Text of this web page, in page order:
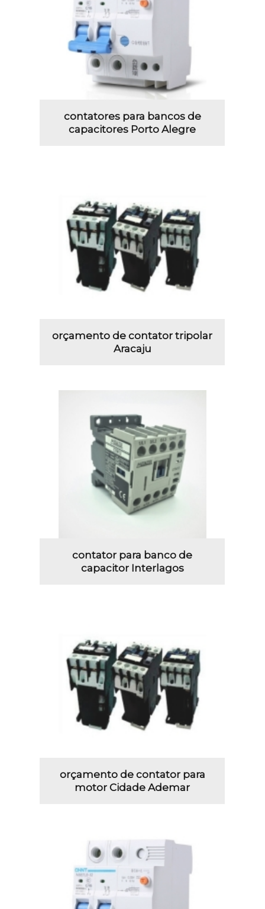
contatores para bancos de
capacitores Porto Alegre
orçamento de contator tripolar
Aracaju
contator para banco de
capacitor Interlagos
orçamento de contator para
motor Cidade Ademar